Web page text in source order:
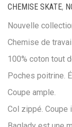
CHEMISE SKATE,
Nouvelle
Chemise de
100% coton tout
Poches poitrine.
Coupe ample.
Col zippé. Coupe